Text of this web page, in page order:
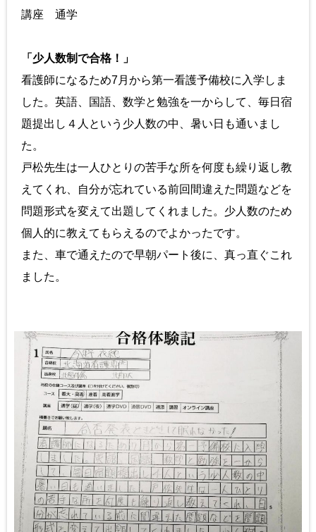
講座 通学
「少人数制で合格！」
看護師になるため7月から第一看護予備校に入学しま
した。英語、国語、数学と勉強を一からして、毎日宿
題提出し４人という少人数の中、暑い日も通いまし
た。
戸松先生は一人ひとりの苦手な所を何度も繰り返し教
えてくれ、自分が忘れている前回間違えた問題などを
問題形式を変えて出題してくれました。少人数のため
個人的に教えてもらえるのでよかったです。
また、車で通えたので早朝パート後に、真っ直ぐこれ
ました。